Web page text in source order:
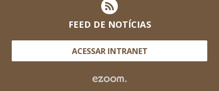
FEED DE NOTÍCIAS
ACESSAR INTRANET